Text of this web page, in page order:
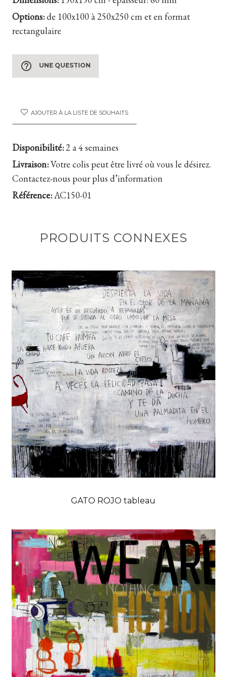
Options:de 100x100 à 250x250 cm et en format
rectangulaire
help_outline UNE QUESTION
AJOUTER À LA LISTE DE SOUHAITS
Disponibilité:2 a 4 semaines
Livraison:Votre colis peut être livré où vous le désirez.
Contactez-nous pour plus d’information
Référence:AC150-01
PRODUITS CONNEXES
GATO ROJO tableau